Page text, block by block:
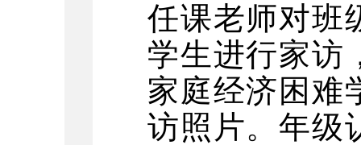
任课老师对班
学生进行家访
家庭经济困难
访照片。年级